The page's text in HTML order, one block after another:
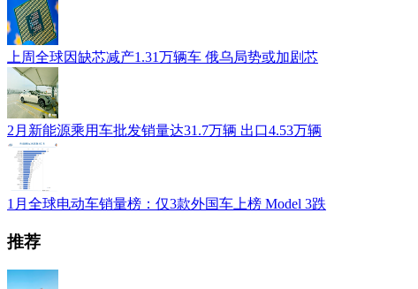
上周全球因缺芯减产1.31万辆车 俄乌局势或加剧芯
2月新能源乘用车批发销量达31.7万辆 出口4.53万辆
1月全球电动车销量榜：仅3款外国车上榜 Model 3跌
推荐